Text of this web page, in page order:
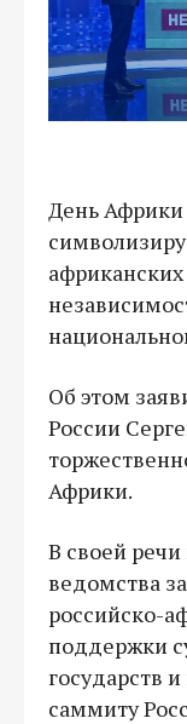
День
Об этом
России
Африки.
В своей
ведомства
российско-
поддержки
государств
саммиту